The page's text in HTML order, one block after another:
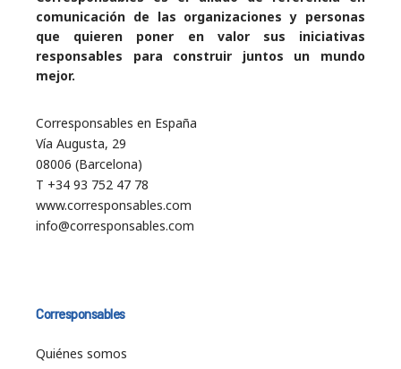
comunicación de las organizaciones y personas
que quieren poner en valor sus iniciativas
responsables para construir juntos un mundo
mejor.
Corresponsables en España
Vía Augusta, 29
08006 (Barcelona)
T +34 93 752 47 78
www.corresponsables.com
info@corresponsables.com
Corresponsables
Quiénes somos